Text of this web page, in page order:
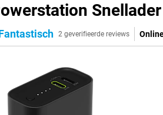
2 geverifieerde reviews